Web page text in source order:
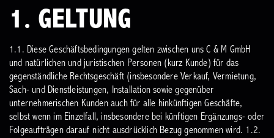
1. GELTUNG
1.1. Diese Geschäftsbedingungen gelten zwischen uns C & M GmbH
und natürlichen und juristischen Personen (kurz Kunde) für das
gegenständliche Rechtsgeschäft (insbesondere Verkauf, Vermietung,
Sach- und Dienstleistungen, Installation sowie gegenüber
unternehmerischen Kunden auch für alle hinkünftigen Geschäfte,
selbst wenn im Einzelfall, insbesondere bei künftigen Ergänzungs- oder
Folgeaufträgen darauf nicht ausdrücklich Bezug genommen wird. 1.2.